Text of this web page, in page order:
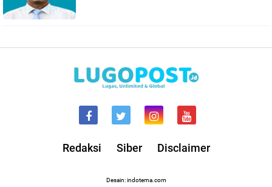
Redaksi Siber Disclaimer
Desain: indotema.com